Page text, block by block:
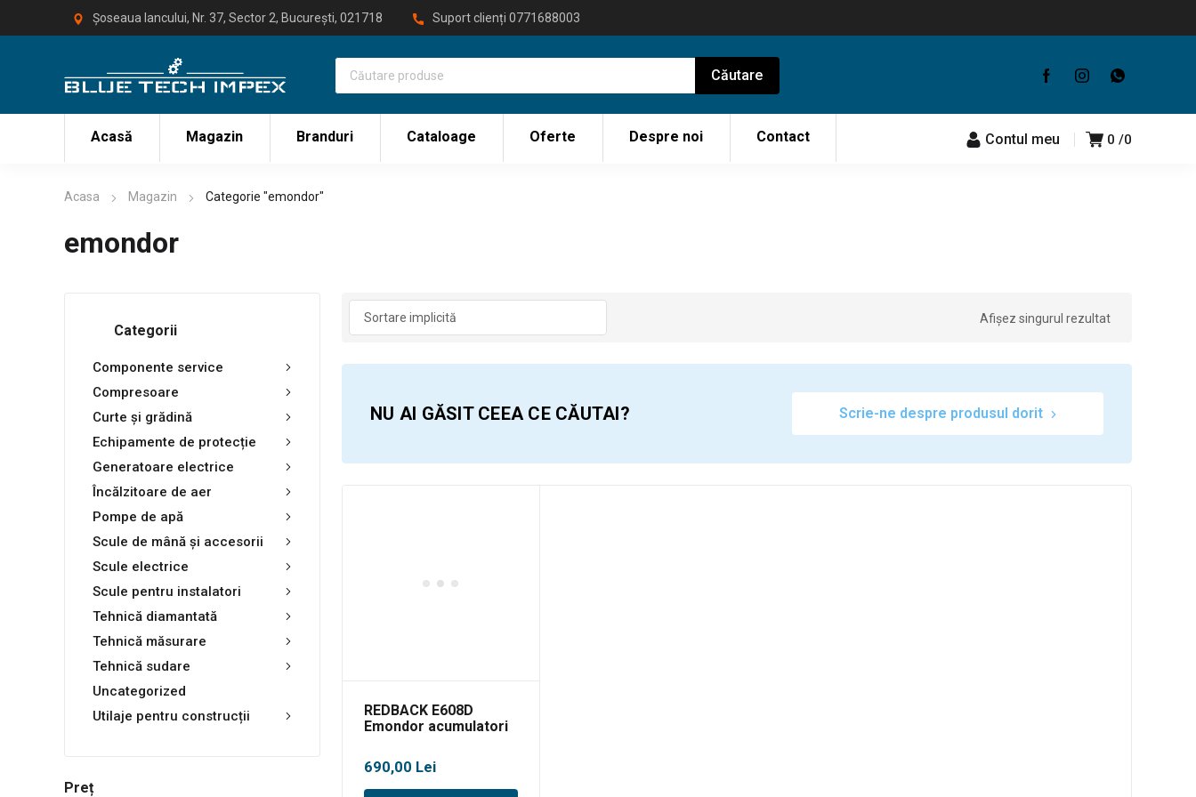
Șoseaua Iancului, Nr. 37, Sector 2, București, 021718 Suport clienți 0771688003
Acasă Magazin Branduri Cataloage Oferte Despre noi Contact 0 0
Contul meu
Acasa Magazin Categorie "emondor"
emondor
Categorii
Componente service
Compresoare
Curte și grădină
Echipamente de protecție
Generatoare electrice
Încălzitoare de aer
Pompe de apă
Scule de mână și accesorii
Scule electrice
Scule pentru instalatori
Tehnică diamantată
Tehnică măsurare
Tehnică sudare
Uncategorized
Utilaje pentru construcții
Preț
Afișez singurul rezultat
NU AI GĂSIT CEEA CE CĂUTAI? Scrie-ne despre produsul dorit
REDBACK E608D
Emondor acumulatori
190mm, solo
690,00 Lei